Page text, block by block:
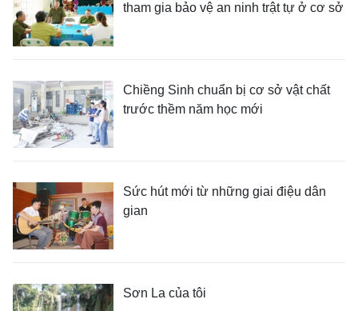
tham gia bảo vệ an ninh trật tự ở cơ sở
Chiềng Sinh chuẩn bị cơ sở vật chất
trước thềm năm học mới
Sức hút mới từ những giai điệu dân
gian
Sơn La của tôi